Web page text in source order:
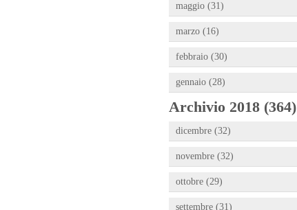
maggio (31)
marzo (16)
febbraio (30)
gennaio (28)
Archivio 2018 (364)
dicembre (32)
novembre (32)
ottobre (29)
settembre (31)